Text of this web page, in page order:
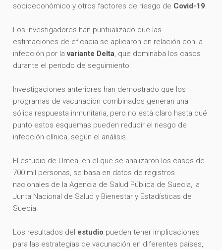
socioeconómico y otros factores de riesgo de Covid-19.
Los investigadores han puntualizado que las
estimaciones de eficacia se aplicaron en relación con la
infección por la variante Delta, que dominaba los casos
durante el período de seguimiento.
Investigaciones anteriores han demostrado que los
programas de vacunación combinados generan una
sólida respuesta inmunitaria, pero no está claro hasta qué
punto estos esquemas pueden reducir el riesgo de
infección clínica, según el análisis.
El estudio de Umea, en el que se analizaron los casos de
700 mil personas, se basa en datos de registros
nacionales de la Agencia de Salud Pública de Suecia, la
Junta Nacional de Salud y Bienestar y Estadísticas de
Suecia.
Los resultados del estudio pueden tener implicaciones
para las estrategias de vacunación en diferentes países,